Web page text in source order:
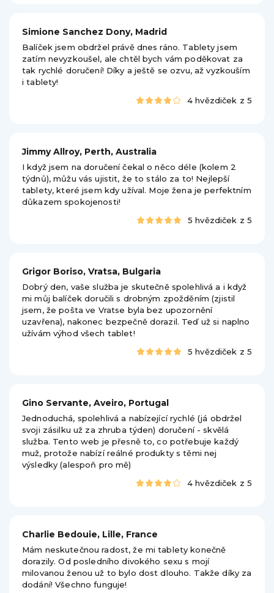
Simione Sanchez Dony, Madrid
Balíček jsem obdržel právě dnes ráno. Tablety jsem
zatím nevyzkoušel, ale chtěl bych vám poděkovat za
tak rychlé doručení! Díky a ještě se ozvu, až vyzkouším
i tablety!
4 hvězdiček z 5
Jimmy Allroy, Perth, Australia
I když jsem na doručení čekal o něco déle (kolem 2
týdnů), můžu vás ujistit, že to stálo za to! Nejlepší
tablety, které jsem kdy užíval. Moje žena je perfektním
důkazem spokojenosti!
5 hvězdiček z 5
Grigor Boriso, Vratsa, Bulgaria
Dobrý den, vaše služba je skutečně spolehlivá a i když
mi můj balíček doručili s drobným zpožděním (zjistil
jsem, že pošta ve Vratse byla bez upozornění
uzavřena), nakonec bezpečně dorazil. Teď už si naplno
užívám výhod všech tablet!
5 hvězdiček z 5
Gino Servante, Aveiro, Portugal
Jednoduchá, spolehlivá a nabízející rychlé (já obdržel
svoji zásilku už za zhruba týden) doručení - skvělá
služba. Tento web je přesně to, co potřebuje každý
muž, protože nabízí reálné produkty s těmi nej
výsledky (alespoň pro mě)
4 hvězdiček z 5
Charlie Bedouie, Lille, France
Mám neskutečnou radost, že mi tablety konečně
dorazily. Od posledního divokého sexu s mojí
milovanou ženou už to bylo dost dlouho. Takže díky za
dodání! Všechno funguje!